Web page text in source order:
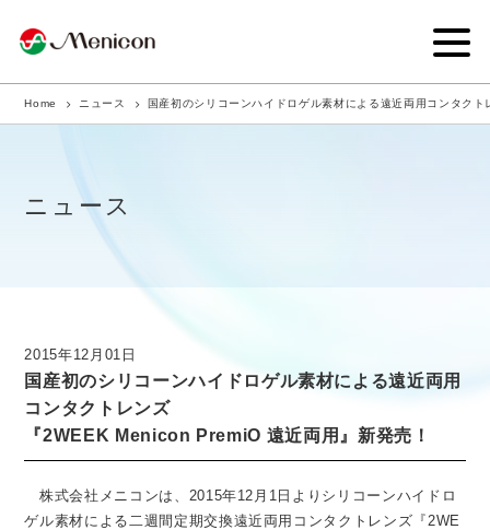
企業情報
商品サイト
ニュース
採用情報
医療従事者向け情報 GLOBAL
Home ニュース 国産初のシリコーンハイドロゲル素材による遠近両用コンタク
ニュース
2015年12月01日
国産初のシリコーンハイドロゲル素材による遠近両用
コンタクトレンズ
『2WEEK Menicon PremiO 遠近両用』新発売！
株式会社メニコンは、2015年12月1日よりシリコーンハイドロ
ゲル素材による二週間定期交換遠近両用コンタクトレンズ『2WE